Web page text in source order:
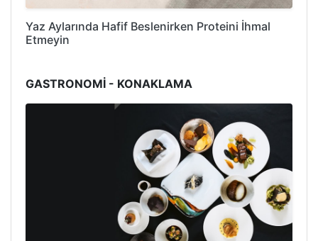
Yaz Aylarında Hafif Beslenirken Proteini İhmal
Etmeyin
GASTRONOMİ - KONAKLAMA